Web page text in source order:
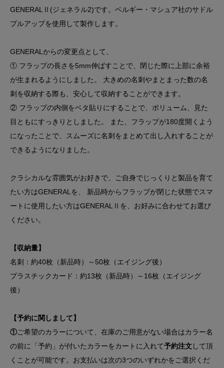
GENERALⅡ(ジェネラル2)です。ベルギー・マシュア社のサドル
プルアップを使用して製作します。
GENERALからの変更点として、
① フラップの長さを5mm伸ばすことで、閉じた際に上部に余裕
が生まれるようにしました。 大きめの名刺やまとまった数の名
刺を収納する際も、安心して収納することができます。
② フラップの内側をベタ貼りにすることで、ボリューム、見た
目ともにすっきりとしました。 また、フラップが180度開くよう
になったことで、スムーズに名刺をまとめて出し入れすることが
できるようになりました。
クラシカルな雰囲気がお好きで、ご自身でじっくりと製品を育て
たい方はGENERALを、 新品時からフラップが閉じた状態でスマ
ートに使用したい方はGENERALⅡを、お好みに合わせてお選び
ください。
【収納量】
名刺：約40枚（新品時）～50枚（エイジング後）
プラスチックカード：約13枚（新品時）～16枚（エイジング
後）
【予約に関しまして】
①ご希望のカラーについて、在庫のご用意がない場合はカラー名
の前に「予約」が付いたカラーをカートに入れて予約注文して頂
くことが可能です。お支払いは次の3つのいずれかをご選択くだ